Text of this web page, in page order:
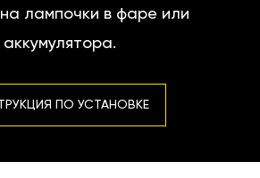
лампочки в фаре или
аккумулятора.
ПО УСТАНОВКЕ